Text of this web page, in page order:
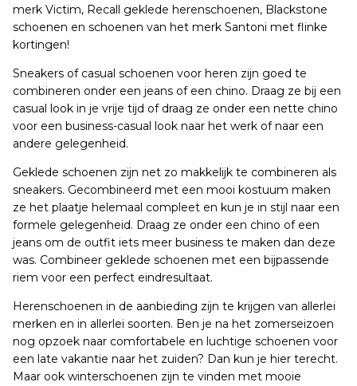
merk Victim, Recall geklede herenschoenen, Blackstone
schoenen en schoenen van het merk Santoni met flinke
kortingen!
Sneakers of casual schoenen voor heren zijn goed te
combineren onder een jeans of een chino. Draag ze bij een
casual look in je vrije tijd of draag ze onder een nette chino
voor een business-casual look naar het werk of naar een
andere gelegenheid.
Geklede schoenen zijn net zo makkelijk te combineren als
sneakers. Gecombineerd met een mooi kostuum maken
ze het plaatje helemaal compleet en kun je in stijl naar een
formele gelegenheid. Draag ze onder een chino of een
jeans om de outfit iets meer business te maken dan deze
was. Combineer geklede schoenen met een bijpassende
riem voor een perfect eindresultaat.
Herenschoenen in de aanbieding zijn te krijgen van allerlei
merken en in allerlei soorten. Ben je na het zomerseizoen
nog opzoek naar comfortabele en luchtige schoenen voor
een late vakantie naar het zuiden? Dan kun je hier terecht.
Maar ook winterschoenen zijn te vinden met mooie